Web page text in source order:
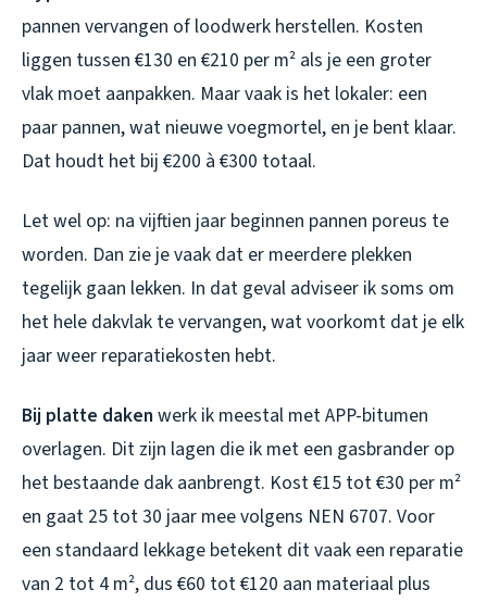
pannen vervangen of loodwerk herstellen. Kosten
liggen tussen €130 en €210 per m² als je een groter
vlak moet aanpakken. Maar vaak is het lokaler: een
paar pannen, wat nieuwe voegmortel, en je bent klaar.
Dat houdt het bij €200 à €300 totaal.
Let wel op: na vijftien jaar beginnen pannen poreus te
worden. Dan zie je vaak dat er meerdere plekken
tegelijk gaan lekken. In dat geval adviseer ik soms om
het hele dakvlak te vervangen, wat voorkomt dat je elk
jaar weer reparatiekosten hebt.
Bij platte daken werk ik meestal met APP-bitumen
overlagen. Dit zijn lagen die ik met een gasbrander op
het bestaande dak aanbrengt. Kost €15 tot €30 per m²
en gaat 25 tot 30 jaar mee volgens NEN 6707. Voor
een standaard lekkage betekent dit vaak een reparatie
van 2 tot 4 m², dus €60 tot €120 aan materiaal plus